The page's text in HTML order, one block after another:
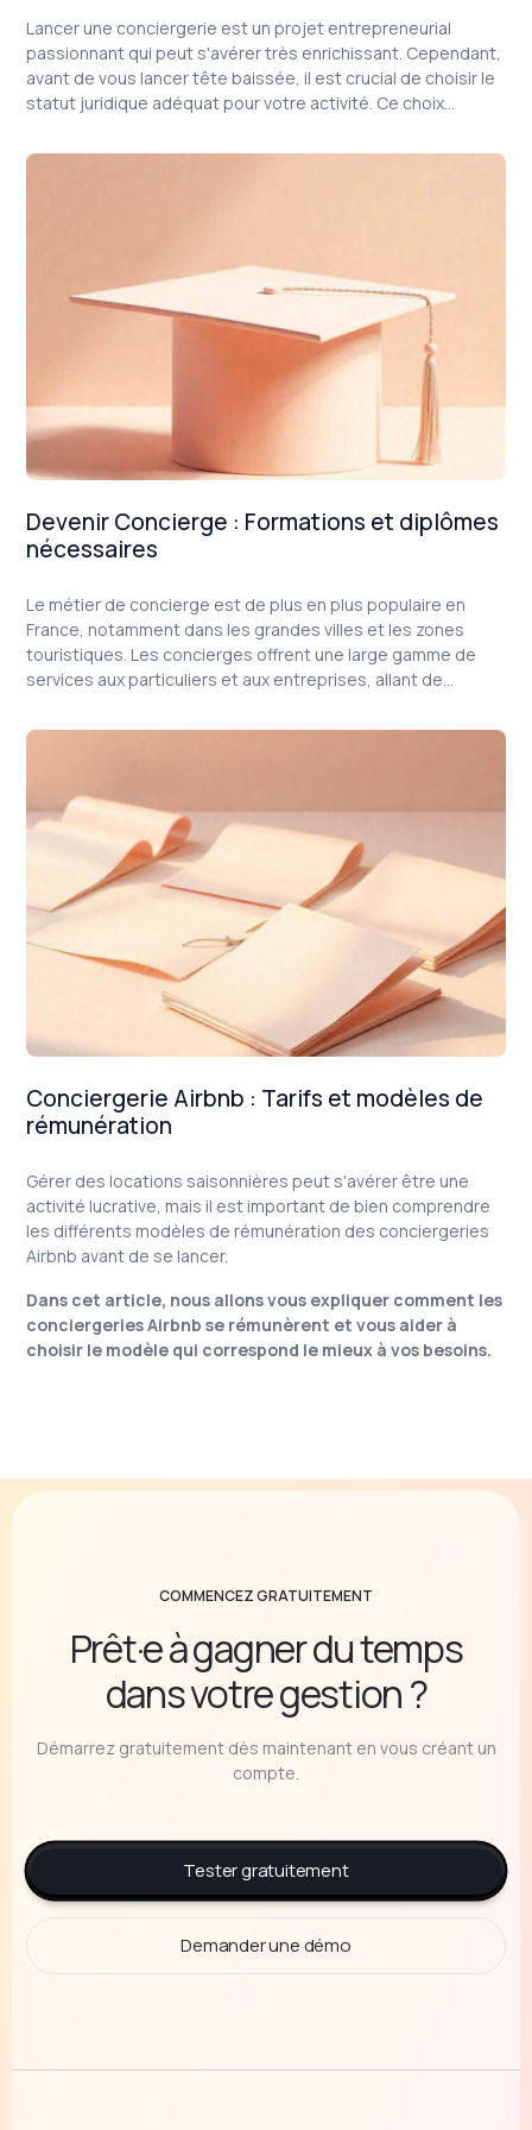
Lancer une conciergerie est un projet entrepreneurial
passionnant qui peut s'avérer très enrichissant. Cependant,
avant de vous lancer tête baissée, il est crucial de choisir le
statut juridique adéquat pour votre activité. Ce choix
obligations administratives.
Devenir Concierge : Formations et diplômes
nécessaires
Le métier de concierge est de plus en plus populaire en
France, notamment dans les grandes villes et les zones
touristiques. Les concierges offrent une large gamme de
services aux particuliers et aux entreprises, allant de
d'événements et à la maintenance des locaux.
Conciergerie Airbnb : Tarifs et modèles de
rémunération
Gérer des locations saisonnières peut s'avérer être une
activité lucrative, mais il est important de bien comprendre
les différents modèles de rémunération des conciergeries
Airbnb avant de se lancer.
Dans cet article, nous allons vous expliquer comment les
conciergeries Airbnb se rémunèrent et vous aider à
choisir le modèle qui correspond le mieux à vos besoins.
COMMENCEZ GRATUITEMENT
Prêt·e à gagner du temps
dans votre gestion ?
Démarrez gratuitement dès maintenant en vous créant un
compte.
Tester gratuitement
Demander une démo